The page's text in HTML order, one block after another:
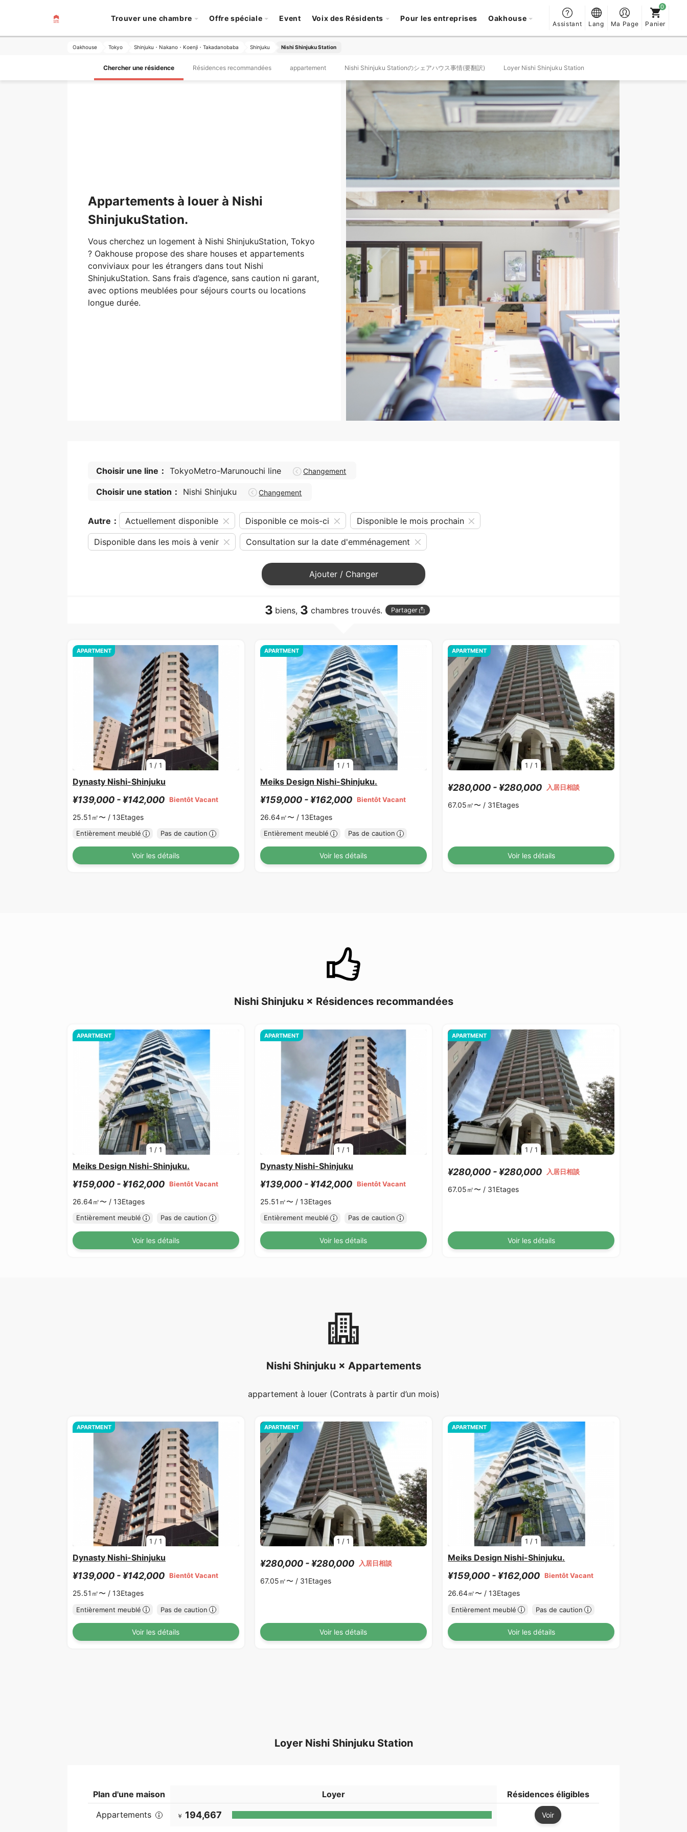
Trouver une chambre Offre spéciale Event Voix des Résidents Pour les entreprises Oakhouse
Assistant Lang Ma Page Panier
Oakhouse Tokyo Shinjuku・Nakano・Koenji・Takadanobaba Shinjuku Nishi Shinjuku Station
Chercher une résidence Résidences recommandées appartement Nishi Shinjuku Stationのシェアハウス事情(要翻訳) Loyer Nishi Shinjuku Station
Appartements à louer à Nishi
ShinjukuStation.
Vous cherchez un logement à Nishi ShinjukuStation, Tokyo
? Oakhouse propose des share houses et appartements
conviviaux pour les étrangers dans tout Nishi
ShinjukuStation. Sans frais d’agence, sans caution ni garant,
avec options meublées pour séjours courts ou locations
longue durée.
Choisir une line： TokyoMetro-Marunouchi line Changement
Choisir une station： Nishi Shinjuku Changement
Autre： Actuellement disponible Disponible ce mois-ci Disponible le mois prochain
Disponible dans les mois à venir Consultation sur la date d'emménagement
Ajouter / Changer
3 biens, 3 chambres trouvés. Partager
1 /1
APARTMENT
Dynasty Nishi-Shinjuku
¥139,000 - ¥142,000 Bientôt Vacant
25.51㎡〜 / 13Etages
Entièrement meublé Pas de caution
Voir les détails
1 /1
APARTMENT
Meiks Design Nishi-Shinjuku.
¥159,000 - ¥162,000 Bientôt Vacant
26.64㎡〜 /13Etages
Entièrement meublé Pas de caution
Voir les détails
1 / 1
APARTMENT
¥280,000 - ¥280,000 入居日相談
67.05㎡〜 / 31Etages
Voir les détails
Nishi Shinjuku × Résidences recommandées
1 /1
APARTMENT
Meiks Design Nishi-Shinjuku.
¥159,000 - ¥162,000 Bientôt Vacant
26.64㎡〜 / 13Etages
Entièrement meublé Pas de caution
Voir les détails
1 /1
APARTMENT
Dynasty Nishi-Shinjuku
¥139,000 - ¥142,000 Bientôt Vacant
25.51㎡〜 /13Etages
Entièrement meublé Pas de caution
Voir les détails
1 / 1
APARTMENT
¥280,000 - ¥280,000 入居日相談
67.05㎡〜 / 31Etages
Voir les détails
Nishi Shinjuku × Appartements
appartement à louer (Contrats à partir d’un mois)
1 /1
APARTMENT
Dynasty Nishi-Shinjuku
¥139,000 - ¥142,000 Bientôt Vacant
25.51㎡〜 / 13Etages
Entièrement meublé Pas de caution
Voir les détails
1 /1
APARTMENT
¥280,000 - ¥280,000 入居日相談
67.05㎡〜 / 31Etages
Voir les détails
1 / 1
APARTMENT
Meiks Design Nishi-Shinjuku.
¥159,000 - ¥162,000 Bientôt Vacant
26.64㎡〜 /13Etages
Entièrement meublé Pas de caution
Voir les détails
Loyer Nishi Shinjuku Station
Plan d'une maison Loyer
Résidences éligibles
Appartements
￥ 194,667 Voir